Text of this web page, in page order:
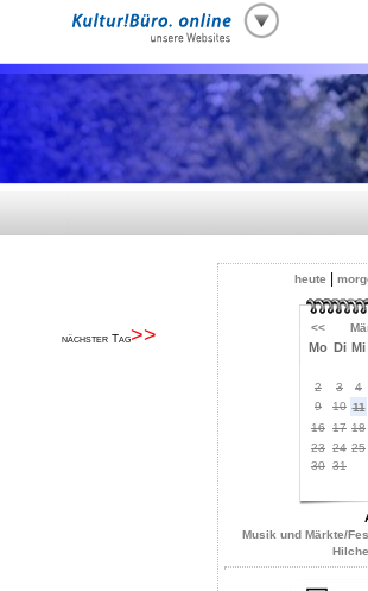
nächster Tag>>
heute
<<
Mo Di Mi
2
3 4
9
10 11
16 17 18
23 24 25
30 31
Musik und Märkte/